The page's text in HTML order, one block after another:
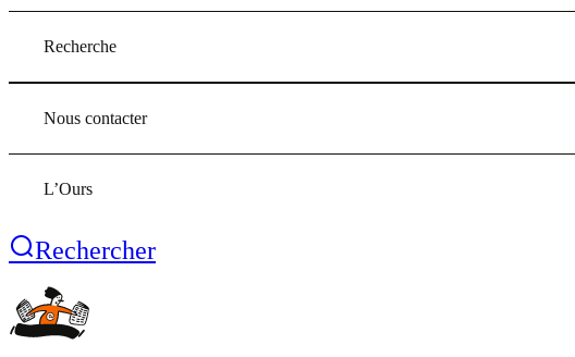
Recherche
Nous contacter
L’Ours
Rechercher